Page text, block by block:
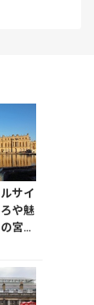
サイ
や魅
宮